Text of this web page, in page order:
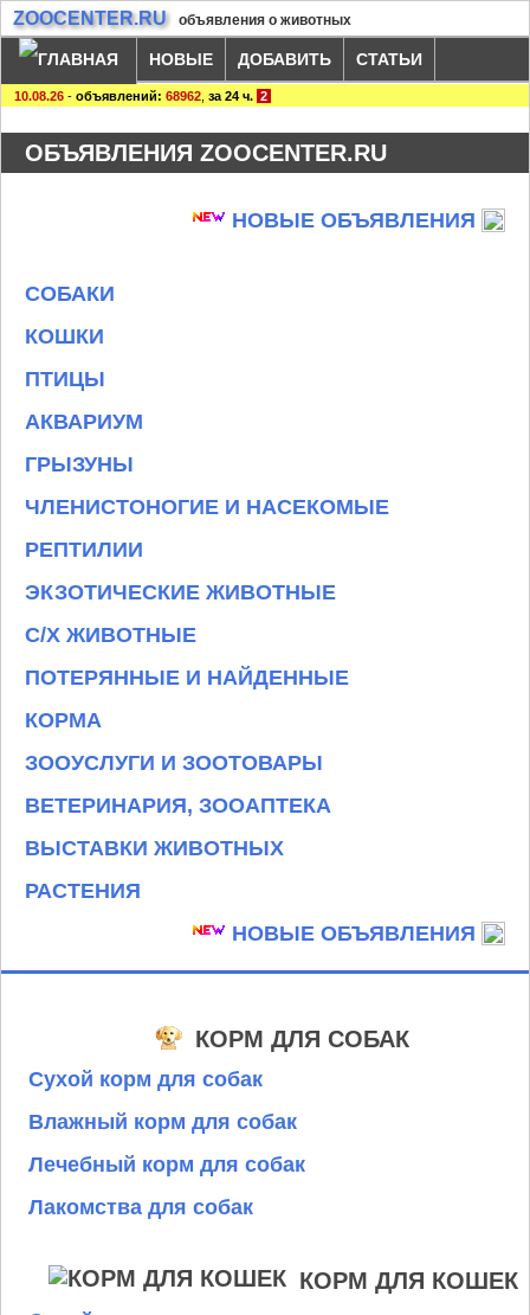
ZOOCENTER.RU объявления о животных
НОВЫЕ ДОБАВИТЬ СТАТЬИ
10.08.26 - объявлений: 68962 за 24 ч. 2
ОБЪЯВЛЕНИЯ ZOOCENTER.RU
НОВЫЕ ОБЪЯВЛЕНИЯ
СОБАКИ
КОШКИ
ПТИЦЫ
АКВАРИУМ
ГРЫЗУНЫ
ЧЛЕНИСТОНОГИЕ И НАСЕКОМЫЕ
РЕПТИЛИИ
ЭКЗОТИЧЕСКИЕ ЖИВОТНЫЕ
С/Х ЖИВОТНЫЕ
ПОТЕРЯННЫЕ И НАЙДЕННЫЕ
КОРМА
ЗООУСЛУГИ И ЗООТОВАРЫ
ВЕТЕРИНАРИЯ, ЗООАПТЕКА
ВЫСТАВКИ ЖИВОТНЫХ
РАСТЕНИЯ
НОВЫЕ ОБЪЯВЛЕНИЯ
КОРМ ДЛЯ СОБАК
Сухой корм для собак
Влажный корм для собак
Лечебный корм для собак
Лакомства для собак
КОРМ ДЛЯ КОШЕК